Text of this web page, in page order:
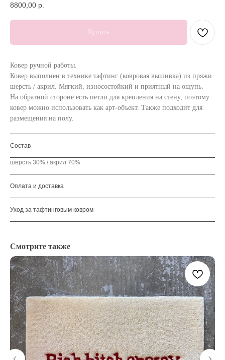
8800,00 р.
Купить
Ковер ручной работы.
Ковер выполнен в технике тафтинг (ковровая вышивка) из пряжи
шерсть / акрил. Мягкий, износостойкий и приятный на ощупь.
На обратной стороне есть петли для крепления на стену, поэтому
ковер можно использовать как арт-объект. Также подходит для
размещения на полу.
Состав
шерсть 30% / акрил 70%
Оплата и доставка
Уход за тафтинговым ковром
Смотрите также